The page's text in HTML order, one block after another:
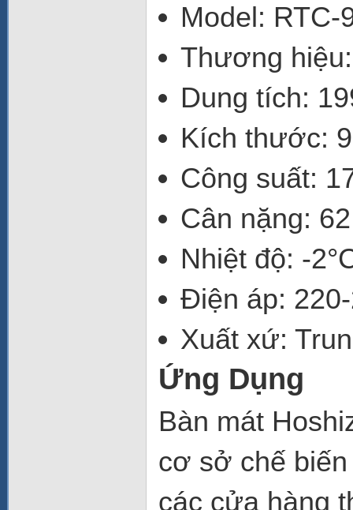
Model: RTC-
Thương
Dung tích:
Kích thước:
Công suất:
Cân nặng:
Nhiệt độ: -
Điện áp:
Xuất xứ:
Ứng Dụng
Bàn mát
cơ sở chế
các cửa hàng